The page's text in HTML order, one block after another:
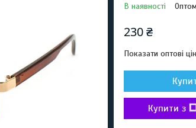
В наявності
230 ₴
Показати оптові
Купити з